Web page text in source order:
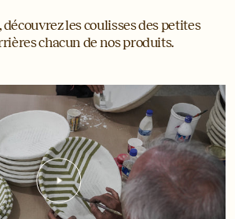
les coulisses des petites
chacun de nos produits.